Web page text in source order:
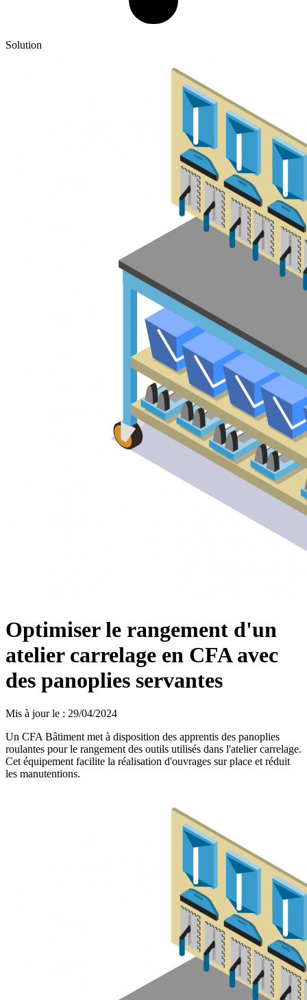
Solution
Optimiser le rangement d'un
atelier carrelage en CFA avec
des panoplies servantes
Mis à jour le : 29/04/2024
Un CFA Bâtiment met à disposition des apprentis des panoplies
roulantes pour le rangement des outils utilisés dans l'atelier carrelage.
Cet équipement facilite la réalisation d'ouvrages sur place et réduit
les manutentions.